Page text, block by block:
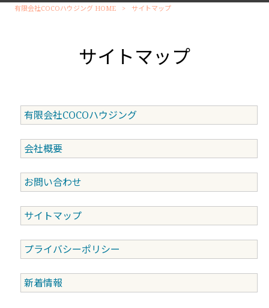
有限会社COCOハウジング HOME > サイトマップ
サイトマップ
有限会社COCOハウジング
会社概要
お問い合わせ
サイトマップ
プライバシーポリシー
新着情報